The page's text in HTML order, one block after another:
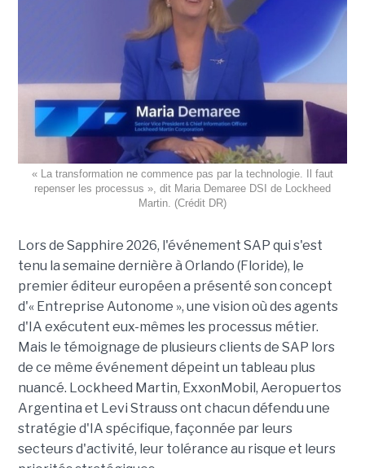
« La transformation ne commence pas par la technologie. Il faut
repenser les processus », dit Maria Demaree DSI de Lockheed
Martin. (Crédit DR)
Lors de Sapphire 2026, l'événement SAP qui s'est
tenu la semaine dernière à Orlando (Floride), le
premier éditeur européen a présenté son concept
d'« Entreprise Autonome », une vision où des agents
d'IA exécutent eux-mêmes les processus métier.
Mais le témoignage de plusieurs clients de SAP lors
de ce même événement dépeint un tableau plus
nuancé. Lockheed Martin, ExxonMobil, Aeropuertos
Argentina et Levi Strauss ont chacun défendu une
stratégie d'IA spécifique, façonnée par leurs
secteurs d'activité, leur tolérance au risque et leurs